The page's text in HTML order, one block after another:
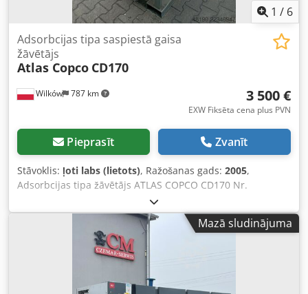
1 / 6
Wilków 787 km
Adsorbcijas tipa saspiestā gaisa
žāvētājs
Atlas Copco CD170
3 500 €
EXW Fiksēta cena plus PVN
Pieprasīt Zvanīt
Stāvoklis: ļoti labs (lietots), Ražošanas gads: 2005,
Adsorbcijas tipa žāvētājs ATLAS COPCO CD170 Nr.
AII801294 S014387 11 bāri Ražošanas gads: 2005 6,12
m³/min JAUNS! Djdpfezl Uhdox Akmokr
Mazā sludinājuma